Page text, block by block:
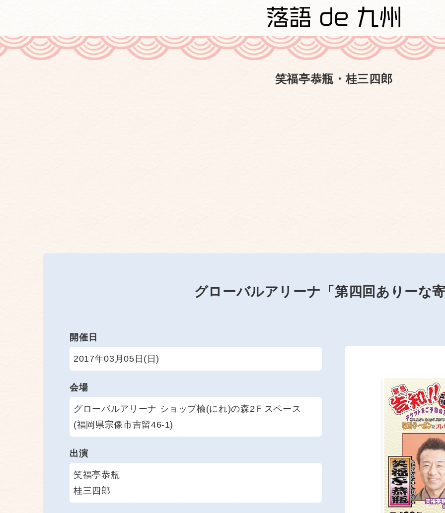
笑福亭恭瓶・桂三四郎
グローバルアリーナ「第四回ありーな
開催日
2017年03月05日(日)
会場
グローバルアリーナ ショップ楡(にれ)の森2Ｆスペース
(福岡県宗像市吉留46-1)
出演
笑福亭恭瓶
桂三四郎